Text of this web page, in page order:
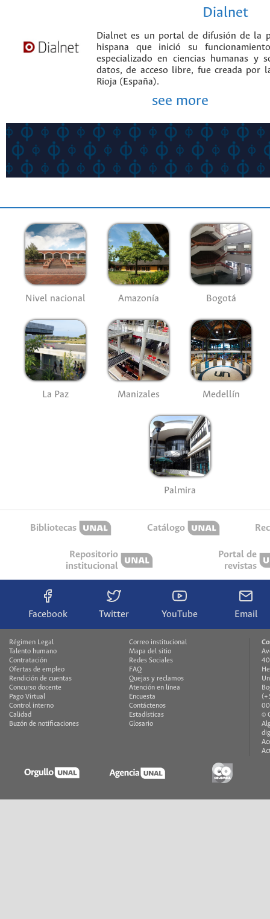
Dialnet
Dialnet es un portal de difusión de la
hispana que inició su
especializado en ciencias humanas y
datos, de acceso libre, fue creada por
Rioja (España).
see more
Nivel nacional Amazonía Bogotá
La Paz Manizales Medellín
Palmira
Bibliotecas Catálogo
Repositorio
institucional
Portal de
revistas
Facebook Twitter YouTube Email
Régimen Legal
Talento humano
Contratación
Ofertas de empleo
Rendición de cuentas
Concurso docente
Pago Virtual
Control interno
Calidad
Buzón de notificaciones
Correo institucional
Mapa del sitio
Redes Sociales
FAQ
Quejas y reclamos
Atención en línea
Encuesta
Contáctenos
Estadísticas
Glosario
©